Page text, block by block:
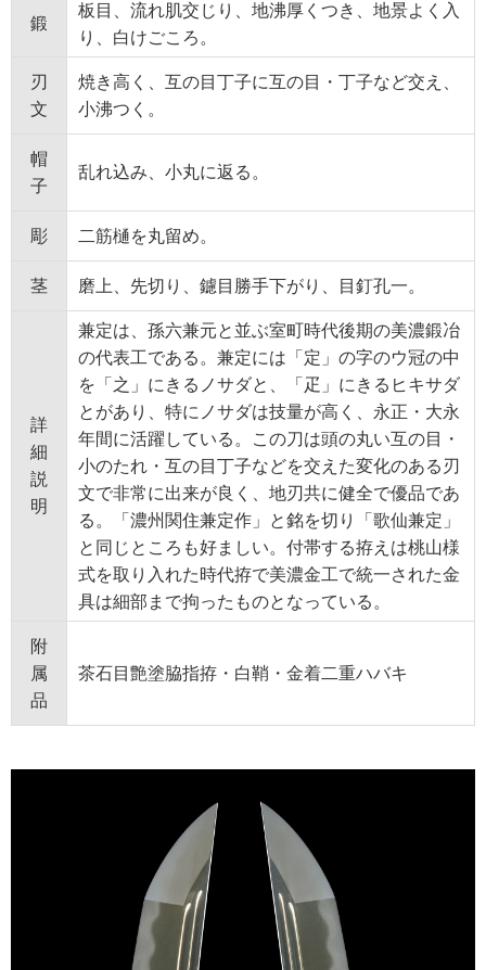
鍛
板目、流れ肌交じり、地沸厚くつき、地景よく入
り、白けごころ。
刃
文
焼き高く、互の目丁子に互の目・丁子など交え、
小沸つく。
帽
子
乱れ込み、小丸に返る。
彫 二筋樋を丸留め。
茎 磨上、先切り、鑢目勝手下がり、目釘孔一。
詳
細
説
明
兼定は、孫六兼元と並ぶ室町時代後期の美濃鍛冶
の代表工である。兼定には「定」の字のウ冠の中
を「之」にきるノサダと、「疋」にきるヒキサダ
とがあり、特にノサダは技量が高く、永正・大永
年間に活躍している。この刀は頭の丸い互の目・
小のたれ・互の目丁子などを交えた変化のある刃
文で非常に出来が良く、地刃共に健全で優品であ
る。「濃州関住兼定作」と銘を切り「歌仙兼定」
と同じところも好ましい。付帯する拵えは桃山様
式を取り入れた時代拵で美濃金工で統一された金
具は細部まで拘ったものとなっている。
附
属
品
茶石目艶塗脇指拵・白鞘・金着二重ハバキ